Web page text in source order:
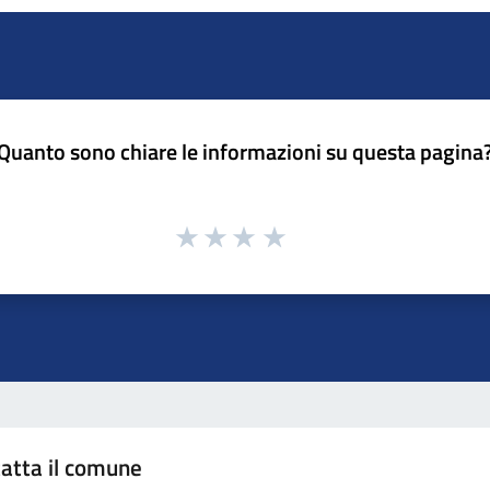
sono chiare le informazioni su questa
il comune